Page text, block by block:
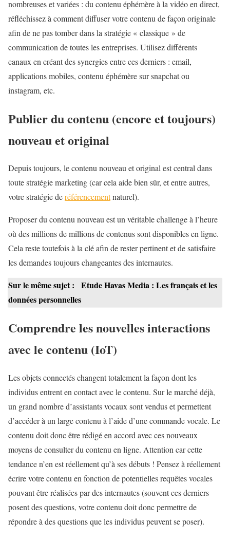
nombreuses et variées : du contenu éphémère à la vidéo en direct,
réfléchissez à comment diffuser votre contenu de façon originale
afin de ne pas tomber dans la stratégie « classique » de
communication de toutes les entreprises. Utilisez différents
canaux en créant des synergies entre ces derniers : email,
applications mobiles, contenu éphémère sur snapchat ou
instagram, etc.
Publier du contenu (encore et toujours)
nouveau et original
Depuis toujours, le contenu nouveau et original est central dans
toute stratégie marketing (car cela aide bien sûr, et entre autres,
votre stratégie deréférencementnaturel).
Proposer du contenu nouveau est un véritable challenge à l’heure
où des millions de millions de contenus sont disponibles en ligne.
Cela reste toutefois à la clé afin de rester pertinent et de satisfaire
les demandes toujours changeantes des internautes.
Sur le même sujet :
Etude Havas Media : Les français et les
données personnelles
Comprendre les nouvelles interactions
avec le contenu (IoT)
Les objets connectés changent totalement la façon dont les
individus entrent en contact avec le contenu. Sur le marché déjà,
un grand nombre d’assistants vocaux sont vendus et permettent
d’accéder à un large contenu à l’aide d’une commande vocale. Le
contenu doit donc être rédigé en accord avec ces nouveaux
moyens de consulter du contenu en ligne. Attention car cette
tendance n’en est réellement qu’à ses débuts ! Pensez à réellement
écrire votre contenu en fonction de potentielles requêtes vocales
pouvant être réalisées par des internautes (souvent ces derniers
posent des questions, votre contenu doit donc permettre de
répondre à des questions que les individus peuvent se poser).